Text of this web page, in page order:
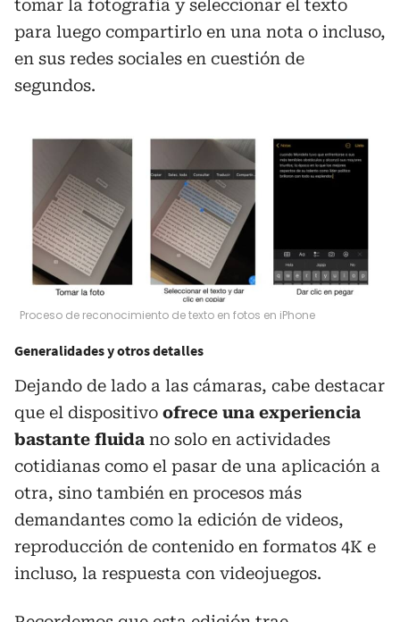
tomar la fotografía y seleccionar el texto
para luego compartirlo en una nota o incluso,
en sus redes sociales en cuestión de
segundos.
Proceso de reconocimiento de texto en fotos en iPhone
Generalidades y otros detalles
Dejando de lado a las cámaras, cabe destacar
que el dispositivo ofrece una experiencia
bastante fluida no solo en actividades
cotidianas como el pasar de una aplicación a
otra, sino también en procesos más
demandantes como la edición de videos,
reproducción de contenido en formatos 4K e
incluso, la respuesta con videojuegos.